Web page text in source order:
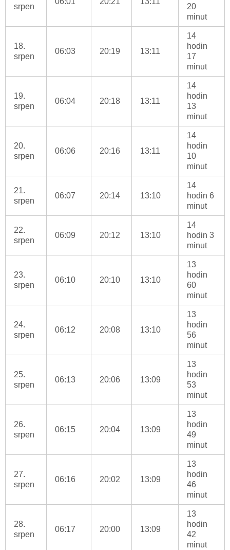
srpen
20
minut
18.
srpen
06:03 20:19 13:11
14
hodin
17
minut
19.
srpen
06:04 20:18 13:11
14
hodin
13
minut
20.
srpen
06:06 20:16 13:11
14
hodin
10
minut
21.
srpen
06:07 20:14 13:10
14
hodin 6
minut
22.
srpen
06:09 20:12 13:10
14
hodin 3
minut
23.
srpen
06:10 20:10 13:10
13
hodin
60
minut
24.
srpen
06:12 20:08 13:10
13
hodin
56
minut
25.
srpen
06:13 20:06 13:09
13
hodin
53
minut
26.
srpen
06:15 20:04 13:09
13
hodin
49
minut
27.
srpen
06:16 20:02 13:09
13
hodin
46
minut
28.
srpen
06:17 20:00 13:09
13
hodin
42
minut